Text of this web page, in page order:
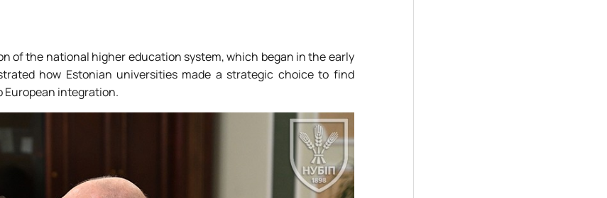
of the national higher education system, which began in the early
how Estonian universities made a strategic choice to find
integration.